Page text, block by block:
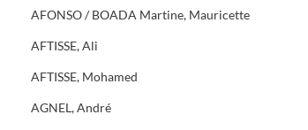
AFONSO / BOADA Martine, Mauricette
AFTISSE, Ali
AFTISSE, Mohamed
AGNEL, André